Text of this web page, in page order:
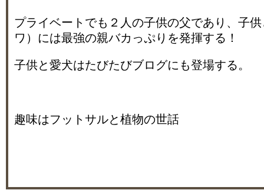
プライベートでも２人の子供の父であり、子
ワ）には最強の親バカっぷりを発揮する！
子供と愛犬はたびたびブログにも登場する。
趣味はフットサルと植物の世話